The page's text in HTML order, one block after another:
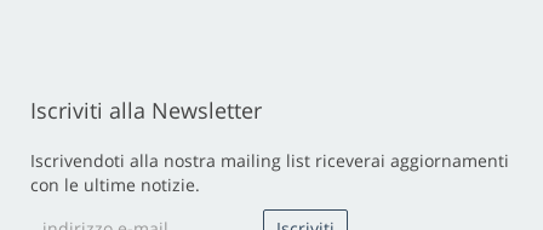
Iscriviti alla Newsletter
Iscrivendoti alla nostra mailing list riceverai aggiornamenti
con le ultime notizie.